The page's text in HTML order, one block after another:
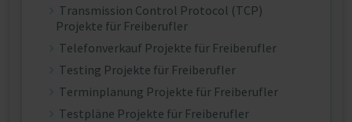
Transmission Control Protocol (TCP)
Projekte für Freiberufler
Telefonverkauf Projekte für Freiberufler
Testing Projekte für Freiberufler
Terminplanung Projekte für Freiberufler
Testpläne Projekte für Freiberufler